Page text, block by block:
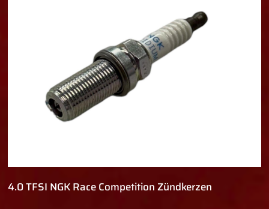
4.0 TFSI NGK Race Competition Zündkerzen